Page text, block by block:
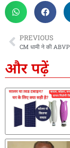
PREVIOUS
और पढ़ें